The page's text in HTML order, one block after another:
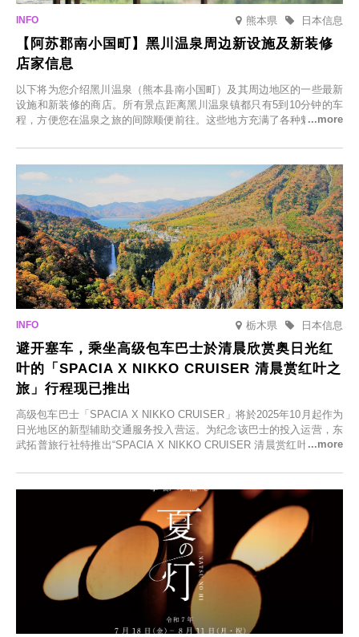
熊本県 日本信息
【阿苏郡南小国町】黑川温泉周边新设施及新装修
店家信息
以下将为您介绍黑川温泉（熊本县南小国町）及其周边地区的一些最新
设施和新装修的商店。所有景点距离黑川温泉镇都只有5到10分钟的车
程，方便您在温泉之旅的间隙顺便前往。这些地方充满了各种魅力，包
食材的餐厅。让您体验黑川温泉的全新乐趣。
栃木県 日本信息
避开塞车，乘坐高级包车巴士於清晨欣赏奥日光红
叶的「SPACIA X NIKKO CRUISER 清晨赏红叶之
旅」行程现已推出
高级包车巴士「SPACIA X NIKKO CRUISER」将於2025年10月起作为
日光地区的新型辅助交通服务投入营运。为纪念该巴士的投入运营，东
武拓普旅行社特推出“SPACIA X NIKKO CRUISER 清晨赏红叶之旅”，